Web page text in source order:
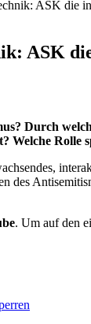
ASK die
ASK
Durch
Welche
des
. Um auf den